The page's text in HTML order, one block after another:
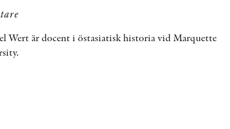
Wert är docent i östasiatisk historia vid Marquette